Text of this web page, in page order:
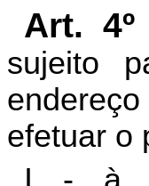
Art. 4º
sujeito
efetuar o